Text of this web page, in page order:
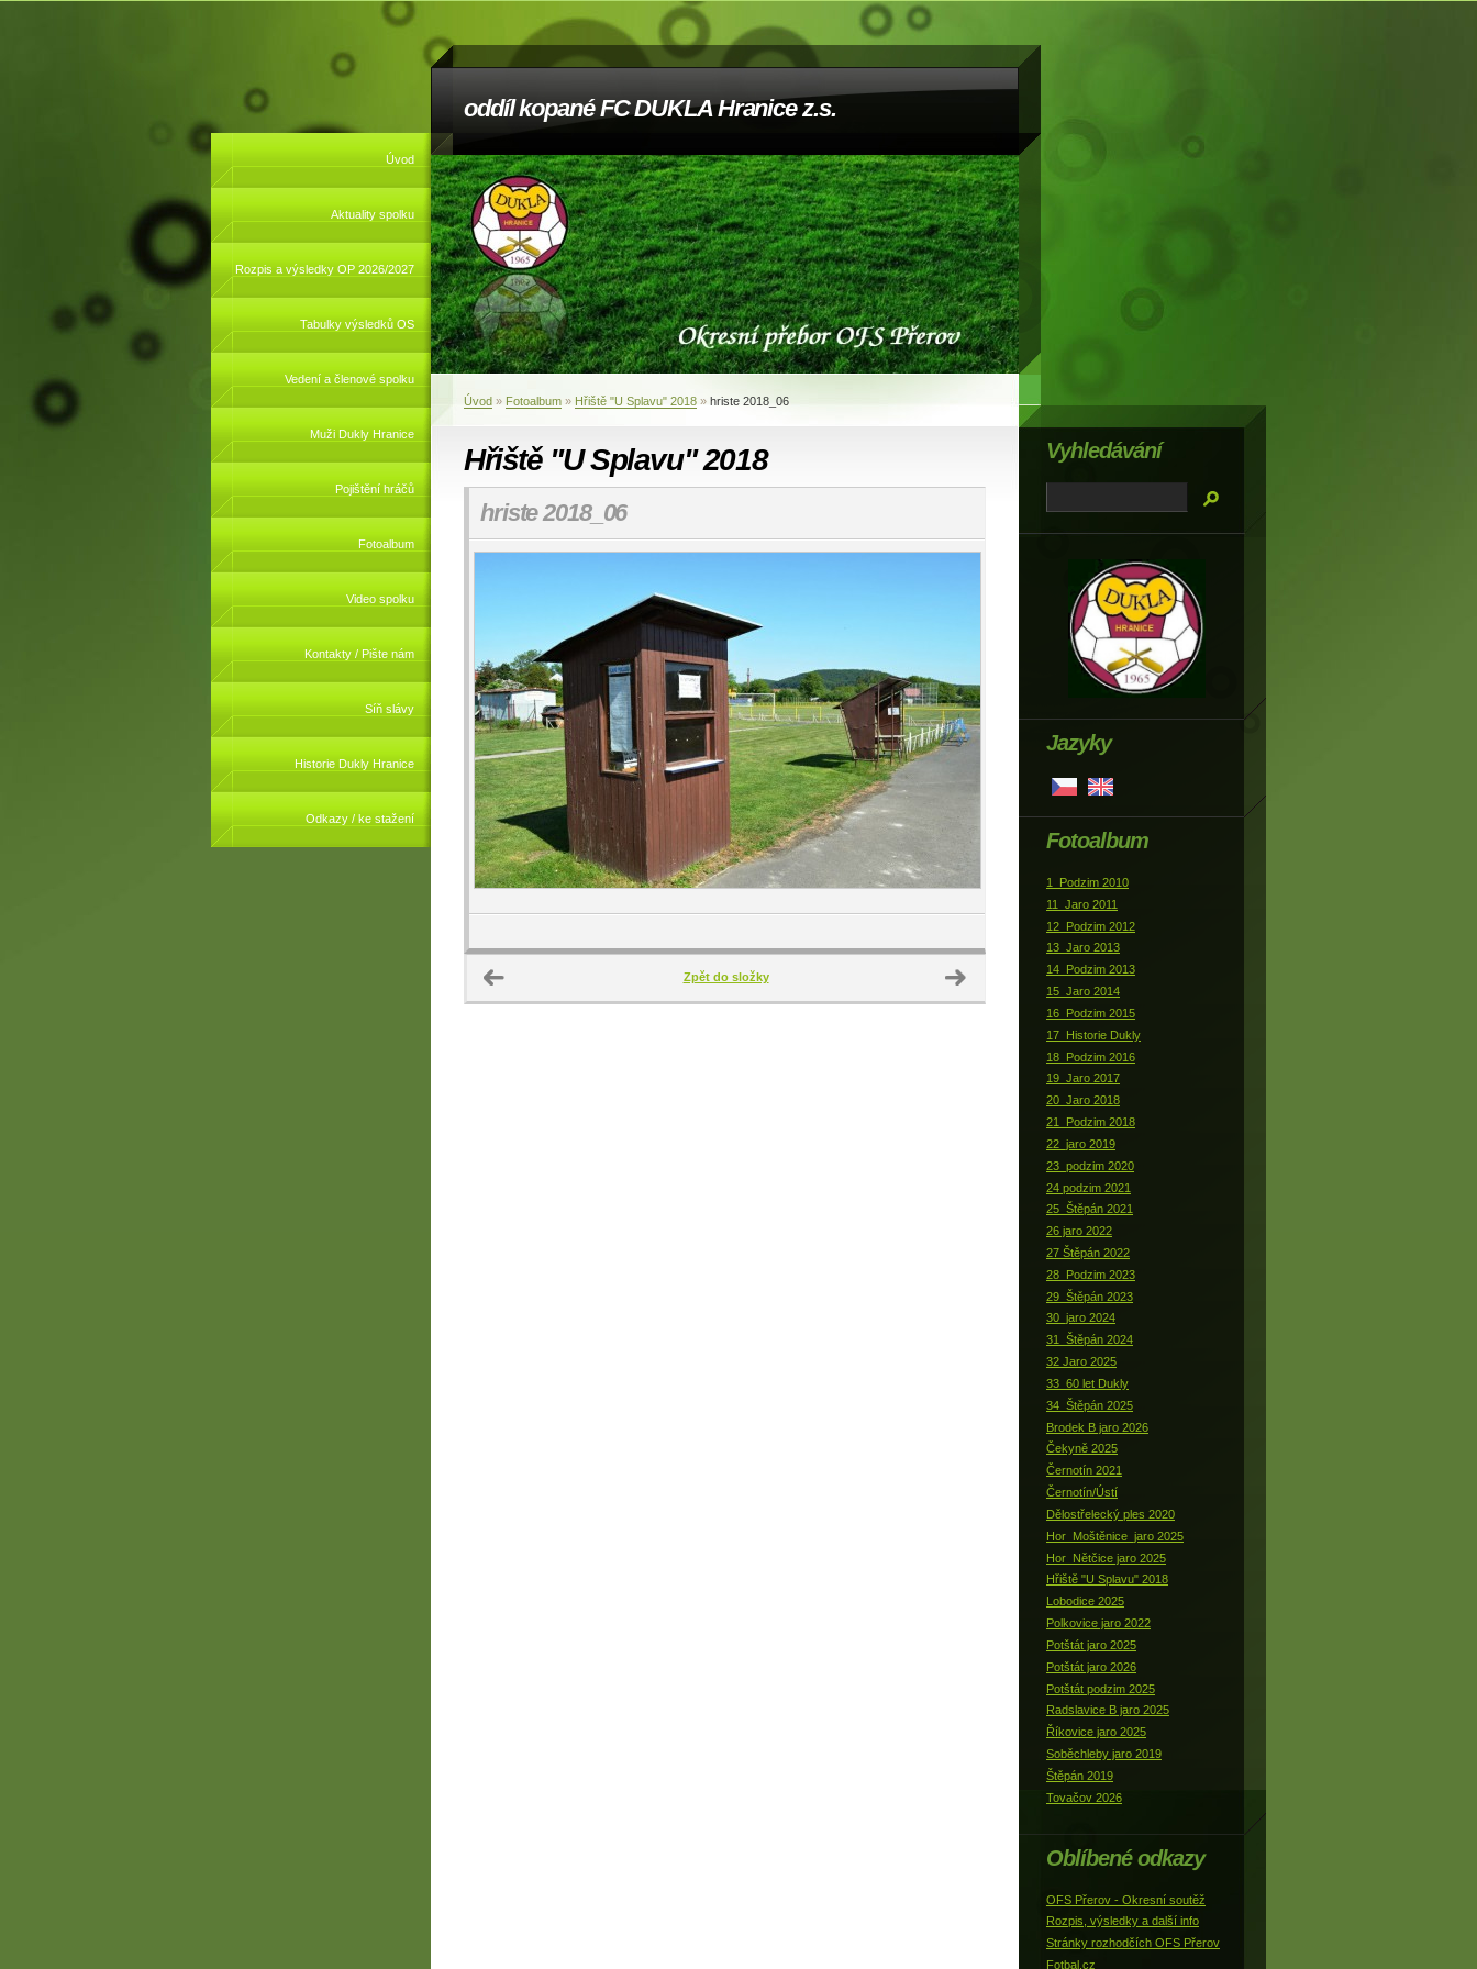
oddíl kopané FC DUKLA Hranice z.s.
Úvod
Aktuality spolku
Rozpis a výsledky OP 2026/2027
Tabulky výsledků OS
Vedení a členové spolku
Muži Dukly Hranice
Pojištění hráčů
Fotoalbum
Video spolku
Kontakty / Pište nám
Síň slávy
Historie Dukly Hranice
Odkazy / ke stažení
Úvod » Fotoalbum » Hřiště "U Splavu" 2018 » hriste 2018_06
Hřiště "U Splavu" 2018
hriste 2018_06
Zpět do složky
Jazyky
Fotoalbum
1_Podzim 2010
11_Jaro 2011
12_Podzim 2012
13_Jaro 2013
14_Podzim 2013
15_Jaro 2014
16_Podzim 2015
17_Historie Dukly
18_Podzim 2016
19_Jaro 2017
20_Jaro 2018
21_Podzim 2018
22_jaro 2019
23_podzim 2020
24 podzim 2021
25_Štěpán 2021
26 jaro 2022
27 Štěpán 2022
28_Podzim 2023
29_Štěpán 2023
30_jaro 2024
31_Štěpán 2024
32 Jaro 2025
33_60 let Dukly
34_Štěpán 2025
Brodek B jaro 2026
Čekyně 2025
Černotín 2021
Černotín/Ústí
Dělostřelecký ples 2020
Hor_Moštěnice_jaro 2025
Hor_Nětčice jaro 2025
Hřiště "U Splavu" 2018
Lobodice 2025
Polkovice jaro 2022
Potštát jaro 2025
Potštát jaro 2026
Potštát podzim 2025
Radslavice B jaro 2025
Říkovice jaro 2025
Soběchleby jaro 2019
Štěpán 2019
Tovačov 2026
Oblíbené odkazy
OFS Přerov - Okresní soutěž
Rozpis, výsledky a další info
Stránky rozhodčích OFS Přerov
Fotbal.cz
Vyhledávání